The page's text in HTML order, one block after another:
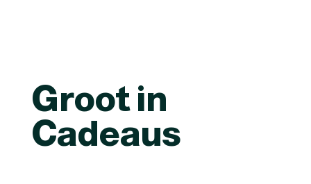
Groot in
Cadeaus